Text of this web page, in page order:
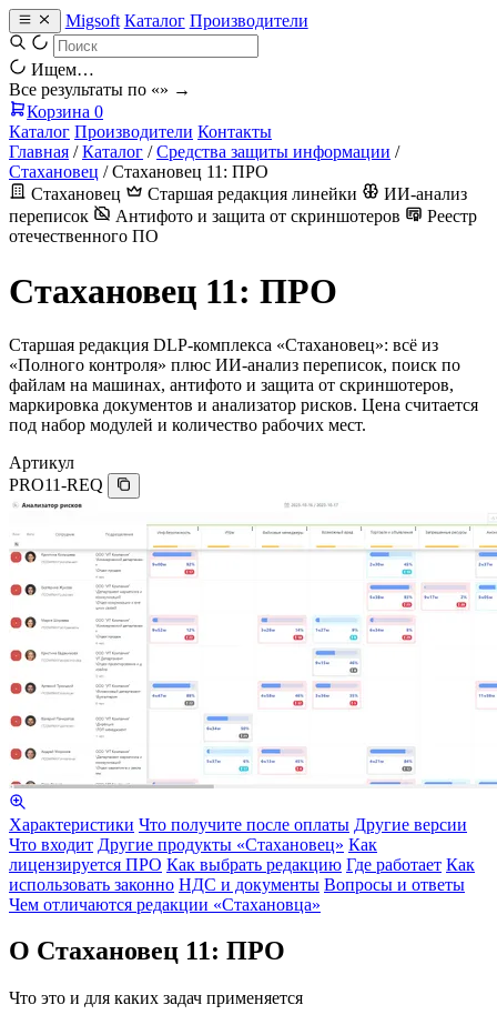
Migsoft Каталог Производители
Ищем…
Все результаты по «» →
Корзина 0
Каталог Производители Контакты
Главная / Каталог / Средства защиты информации /
Стахановец / Стахановец 11: ПРО
Стахановец
Старшая редакция линейки
ИИ-анализ
переписок
Антифото и защита от скриншотеров
Реестр
отечественного ПО
Стахановец 11: ПРО
Старшая редакция DLP-комплекса «Стахановец»: всё из
«Полного контроля» плюс ИИ-анализ переписок, поиск по
файлам на машинах, антифото и защита от скриншотеров,
маркировка документов и анализатор рисков. Цена считается
под набор модулей и количество рабочих мест.
Артикул
PRO11-REQ
Характеристики Что получите после оплаты Другие версии
Что входит Другие продукты «Стахановец» Как
лицензируется ПРО Как выбрать редакцию Где работает Как
использовать законно НДС и документы Вопросы и ответы
Чем отличаются редакции «Стахановца»
О Стахановец 11: ПРО
Что это и для каких задач применяется